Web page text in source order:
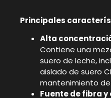
Principales
Alta
Contiene una
suero de leche,
aislado de suero
mantenimiento
Fuente de fibra